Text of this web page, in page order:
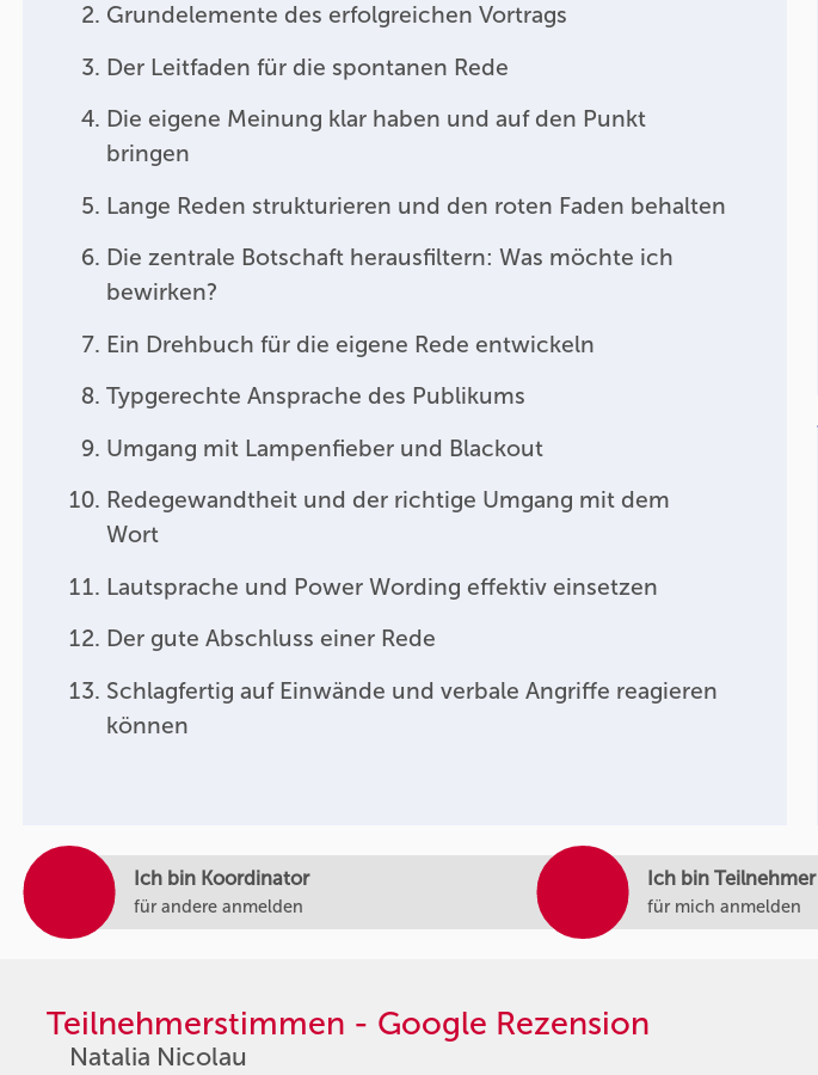
Ich bin Koordinator
für andere anmelden
Ich bin Teilnehmer
für mich anmelden
Grundelemente des erfolgreichen Vortrags
Der Leitfaden für die spontanen Rede
Die eigene Meinung klar haben und auf den Punkt
bringen
Lange Reden strukturieren und den roten Faden behalten
Die zentrale Botschaft herausfiltern: Was möchte ich
bewirken?
Ein Drehbuch für die eigene Rede entwickeln
Typgerechte Ansprache des Publikums
Umgang mit Lampenfieber und Blackout
Redegewandtheit und der richtige Umgang mit dem
Wort
Lautsprache und Power Wording effektiv einsetzen
Der gute Abschluss einer Rede
Schlagfertig auf Einwände und verbale Angriffe reagieren
können
Teilnehmerstimmen - Google Rezension
Natalia Nicolau